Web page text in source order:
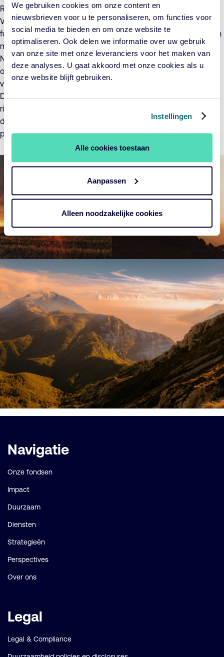
We gebruiken cookies om onze content en
nieuwsbrieven voor u te personaliseren, om functies voor
social media te bieden en om onze website te
optimaliseren. Ook delen we informatie over uw gebruik
van onze site met onze leveranciers voor het maken van
deze analyses. U gaat akkoord met onze cookies als u
onze website blijft gebruiken.
Instellingen
Alle cookies toestaan
Aanpassen
Alleen noodzakelijke cookies
Risicomanagement is bij ons grotendeels een creatief proces.
Voorspellingen van toekomstige ontwikkelingen met een
fundamentele invloed op de economie en de samenleving zijn
moeilijk te maken op basis van historische gegevens.
Niettemin zijn statistische methoden behulpzaam bij het
onderzoeken van gevoeligheden van beleggingsstrategieën
voor allerlei economische en financiële marktvariabelen.
Daarom combineren wij de verschillende
risicomanagementinstrumenten. Zo streven wij naar een zo
divers mogelijk beeld van de toekomst en een daarbij
passende robuuste beleggingsstrategie.
Belangrijke
links
Navigatie
Onze fondsen
Impact
Duurzaam
Diensten
Strategieën
Perspectives
Over ons
Legal
Legal & Compliance